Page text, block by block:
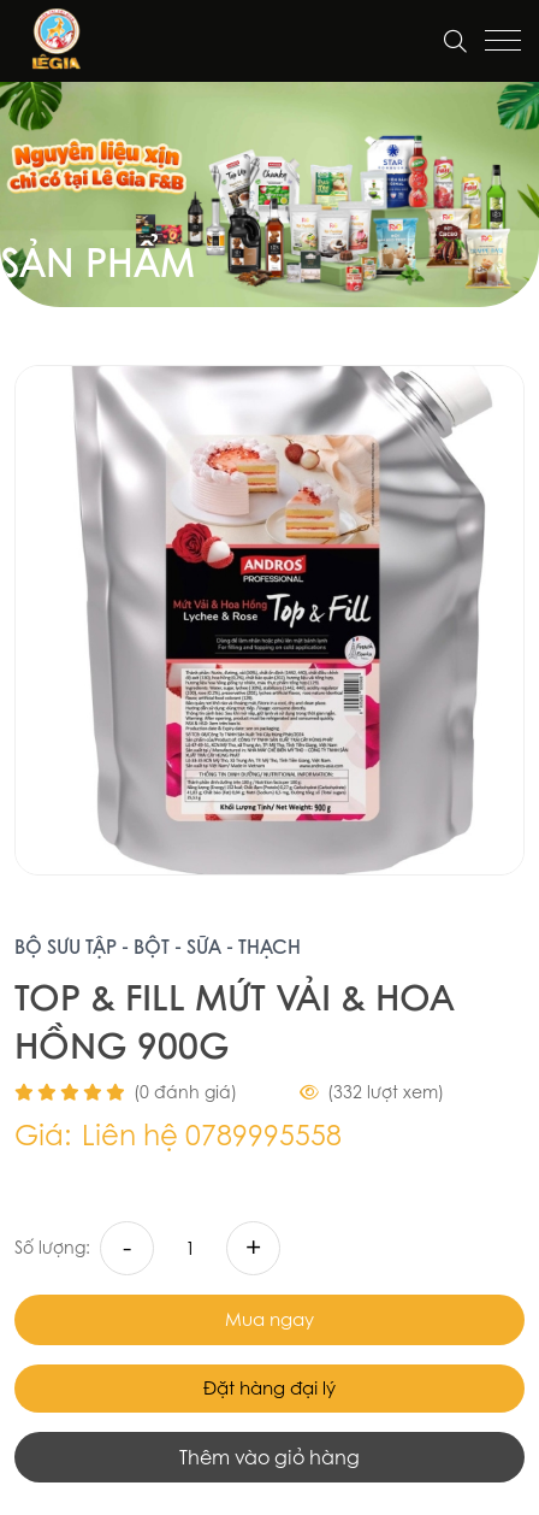
SẢN PHẨM
BỘ SƯU TẬP - BỘT - SỮA - THẠCH
TOP & FILL MỨT VẢI & HOA
HỒNG 900G
(0 đánh giá) (332 lượt xem)
Giá: Liên hệ 0789995558
Số lượng: - +
Mua ngay
Đặt hàng đại lý
Thêm vào giỏ hàng